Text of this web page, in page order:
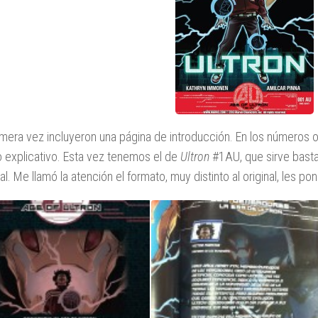
vez incluyeron una página de introducción. En los números
explicativo. Esta vez tenemos el de Ultron #1AU, que sirve
Me llamó la atención el formato, muy distinto al original, les